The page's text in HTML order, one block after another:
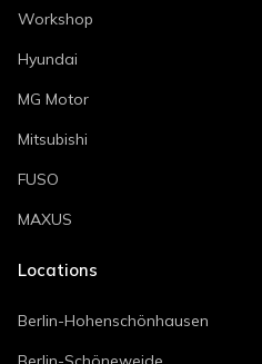
Workshop
Hyundai
MG Motor
Mitsubishi
FUSO
MAXUS
Locations
Berlin-Hohenschönhausen